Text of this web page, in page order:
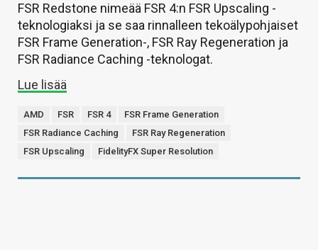
FSR Redstone nimeää FSR 4:n FSR Upscaling -
teknologiaksi ja se saa rinnalleen tekoälypohjaiset
FSR Frame Generation-, FSR Ray Regeneration ja
FSR Radiance Caching -teknologat.
Lue lisää
AMD FSR FSR 4
FSR Frame Generation
FSR Radiance Caching
FSR Ray Regeneration
FSR Upscaling
FidelityFX Super Resolution